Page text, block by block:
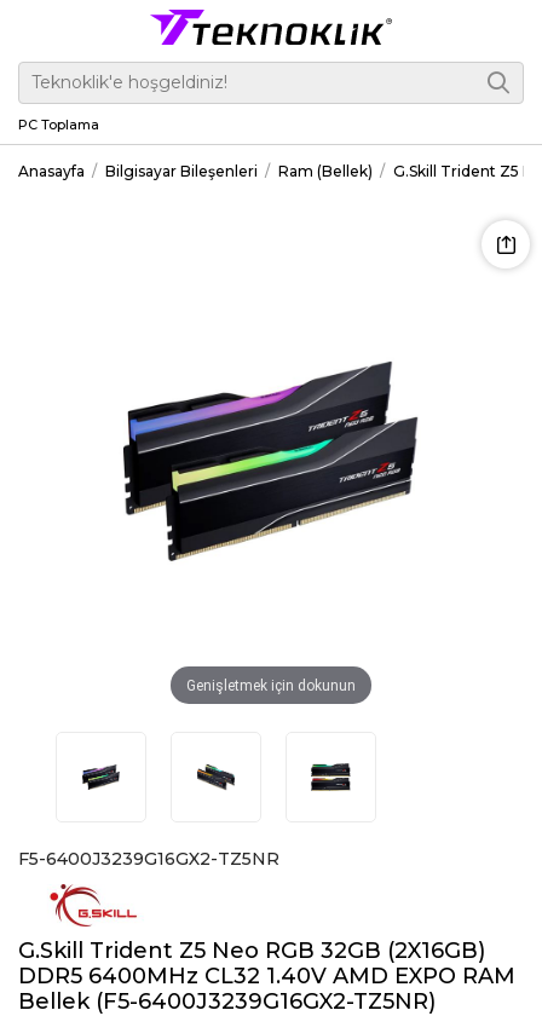
PC Toplama
Anasayfa Bilgisayar Bileşenleri Ram (Bellek) G.Skill Trident Z5
Genişletmek için dokunun
F5-6400J3239G16GX2-TZ5NR
G.Skill Trident Z5 Neo RGB 32GB (2X16GB)
DDR5 6400MHz CL32 1.40V AMD EXPO RAM
Bellek (F5-6400J3239G16GX2-TZ5NR)